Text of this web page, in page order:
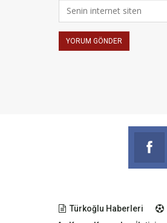
Türkoğlu Haberleri